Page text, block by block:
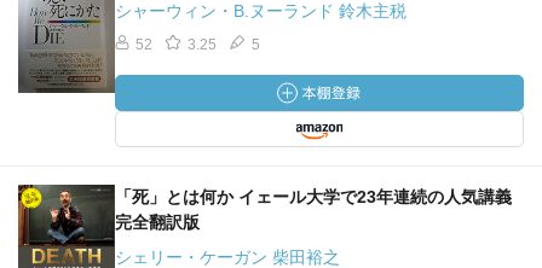
シャーウィン・B.ヌーランド 鈴木主税
52 3.25 5
「死」とは何か イェール大学で23年連続の人気講義
完全翻訳版
シェリー・ケーガン 柴田裕之